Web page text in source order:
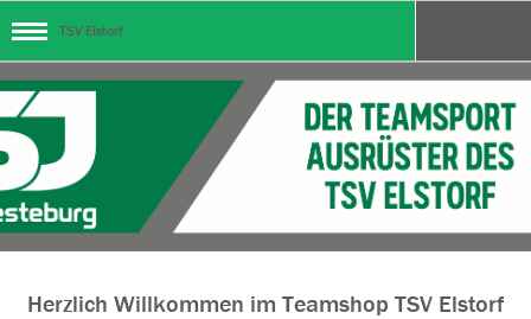
TSV Elstorf
Herzlich Willkommen im Teamshop TSV Elstorf